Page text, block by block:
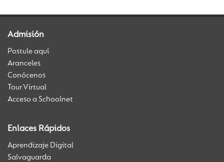
Admisión
Postule aquí
Aranceles
Conócenos
Tour Virtual
Acceso a Schoolnet
Enlaces Rápidos
Aprendizaje Digital
Salvaguarda